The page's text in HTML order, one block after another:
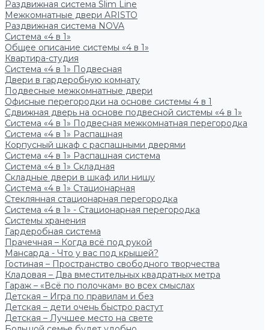
Раздвижная система Slim Line
Межкомнатные двери ARISTO
Раздвижная система NOVA
Система «4 в 1»
Общее описание системы «4 в 1»
Квартира-студия
Система «4 в 1» Подвесная
Двери в гардеробную комнату
Подвесные межкомнатные двери
Офисные перегородки на основе системы 4 в 1
Сдвижная дверь на основе подвесной системы «4 в 1»
Система «4 в 1» Подвесная межкомнатная перегородка
Система «4 в 1» Распашная
Корпусный шкаф с распашными дверями
Система «4 в 1» Распашная система
Система «4 в 1» Складная
Складные двери в шкаф или нишу
Система «4 в 1» Стационарная
Стеклянная стационарная перегородка
Система «4 в 1» - Стационарная перегородка
Системы хранения
Гардеробная система
Прачечная – Когда всё под рукой
Мансарда - Что у вас под крышей?
Гостиная – Пространство свободного творчества
Кладовая – Два вместительных квадратных метра
Гараж – «Всё по полочкам» во всех смыслах
Детская – Игра по правилам и без
Детская – дети очень быстро растут
Детская – Лучшее место на свете